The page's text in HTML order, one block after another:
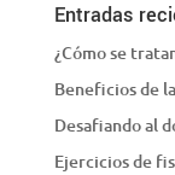
Entradas
¿Cómo se
Beneficios de
Desafiando al
Ejercicios de